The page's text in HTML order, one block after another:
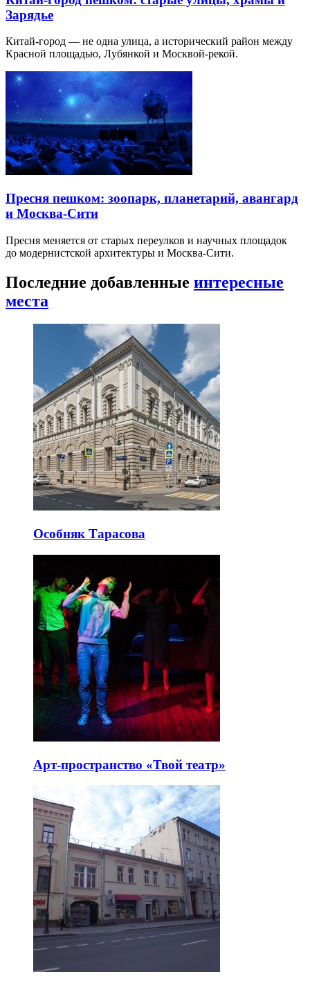
Зарядье
Китай-город — не одна улица, а исторический район между
Красной площадью, Лубянкой и Москвой-рекой.
Пресня пешком: зоопарк, планетарий, авангард
и Москва-Сити
Пресня меняется от старых переулков и научных площадок
до модернистской архитектуры и Москва-Сити.
Последние добавленные интересные
места
Особняк Тарасова
Арт-пространство «Твой театр»